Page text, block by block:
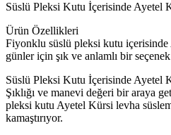
Süslü Pleksi Kutu İçerisinde Ayetel
Ürün Özellikleri
Fiyonklu süslü pleksi kutu
günler için şık ve anlamlı bir
Süslü Pleksi Kutu İçerisinde Ayetel
Şıklığı ve manevi değeri bir araya
pleksi kutu Ayetel Kürsi levha
kamaştırıyor.